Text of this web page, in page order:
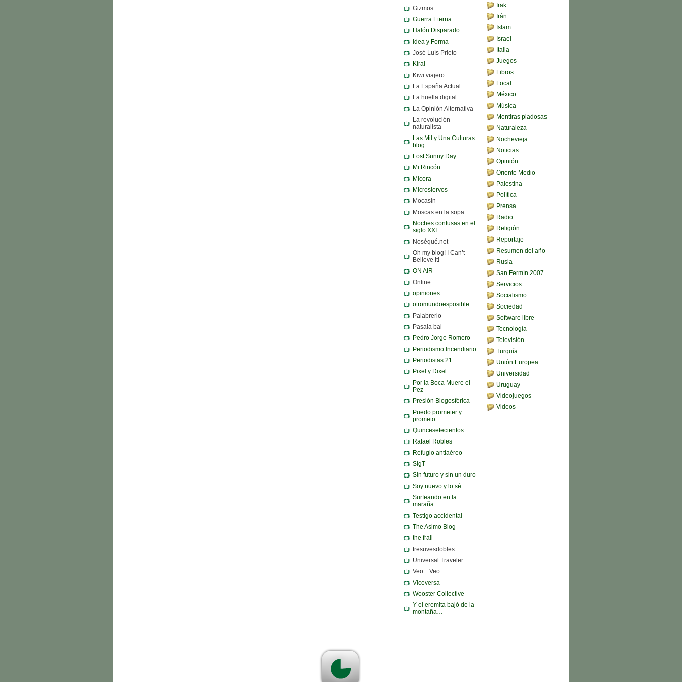
Gizmos
Guerra Eterna
Halón Disparado
Idea y Forma
José Luís Prieto
Kirai
Kiwi viajero
La España Actual
La huella digital
La Opinión Alternativa
La revolución
naturalista
Las Mil y Una Culturas
blog
Lost Sunny Day
Mi Rincón
Micora
Microsiervos
Mocasin
Moscas en la sopa
Noches confusas en el
siglo XXI
Noséqué.net
Oh my blog! I Can’t
Believe It!
ON AIR
Online
opiniones
otromundoesposible
Palabrerio
Pasaia bai
Pedro Jorge Romero
Periodismo Incendiario
Periodistas 21
Pixel y Dixel
Por la Boca Muere el
Pez
Presión Blogosférica
Puedo prometer y
prometo
Quincesetecientos
Rafael Robles
Refugio antiaéreo
SigT
Sin futuro y sin un duro
Soy nuevo y lo sé
Surfeando en la
maraña
Testigo accidental
The Asimo Blog
the frail
tresuvesdobles
Universal Traveler
Veo…Veo
Viceversa
Wooster Collective
Y el eremita bajó de la
montaña…
Irak
Irán
Islam
Israel
Italia
Juegos
Libros
Local
México
Música
Mentiras piadosas
Naturaleza
Nochevieja
Noticias
Opinión
Oriente Medio
Palestina
Política
Prensa
Radio
Religión
Reportaje
Resumen del año
Rusia
San Fermín 2007
Servicios
Socialismo
Sociedad
Software libre
Tecnología
Televisión
Turquía
Unión Europea
Universidad
Uruguay
Videojuegos
Videos